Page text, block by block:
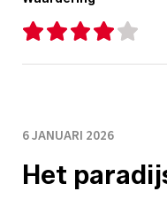
6 JANUARI 2026
Het